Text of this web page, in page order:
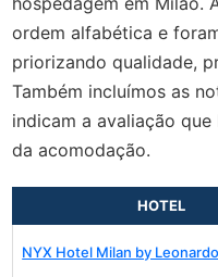
ordem alfabética e
priorizando qualidade,
Também incluímos as
indicam a avaliação
da acomodação.
HOTEL
NYX Hotel Milan by